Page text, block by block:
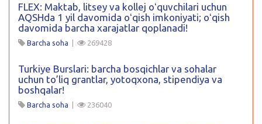
FLEX: Maktab, litsey va kollej oʻquvchilari uchun
AQSHda 1 yil davomida oʻqish imkoniyati; oʻqish
davomida barcha xarajatlar qoplanadi!
Barcha soha | 269428
Turkiye Burslari: barcha bosqichlar va sohalar
uchun to’liq grantlar, yotoqxona, stipendiya va
boshqalar!
Barcha soha | 236040